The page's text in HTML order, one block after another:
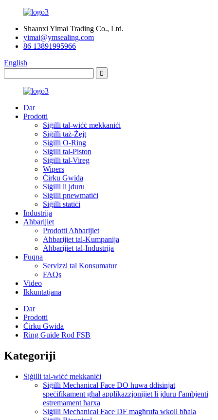
Shaanxi Yimai Trading Co., Ltd.
yimai@ymsealing.com
86 13891995966
English
Dar
Prodotti
Siġilli tal-wiċċ mekkaniċi
Siġilli taż-Żejt
Siġilli O-Ring
Siġilli tal-Piston
Siġilli tal-Vireg
Wipers
Ċirku Gwida
Siġilli li jduru
Siġilli pnewmatiċi
Siġilli statiċi
Industrija
Aħbarijiet
Prodotti Aħbarijiet
Aħbarijiet tal-Kumpanija
Aħbarijiet tal-Industrija
Fuqna
Servizzi tal Konsumatur
FAQs
Video
Ikkuntatjana
Dar
Prodotti
Ċirku Gwida
Ring Guide Rod FSB
Kategoriji
Siġilli tal-wiċċ mekkaniċi
Siġilli Mechanical Face DO huwa ddisinjat
speċifikament għal applikazzjonijiet li jduru f'ambjenti
estremament ħarxa
Siġilli Mechanical Face DF magħrufa wkoll bħala